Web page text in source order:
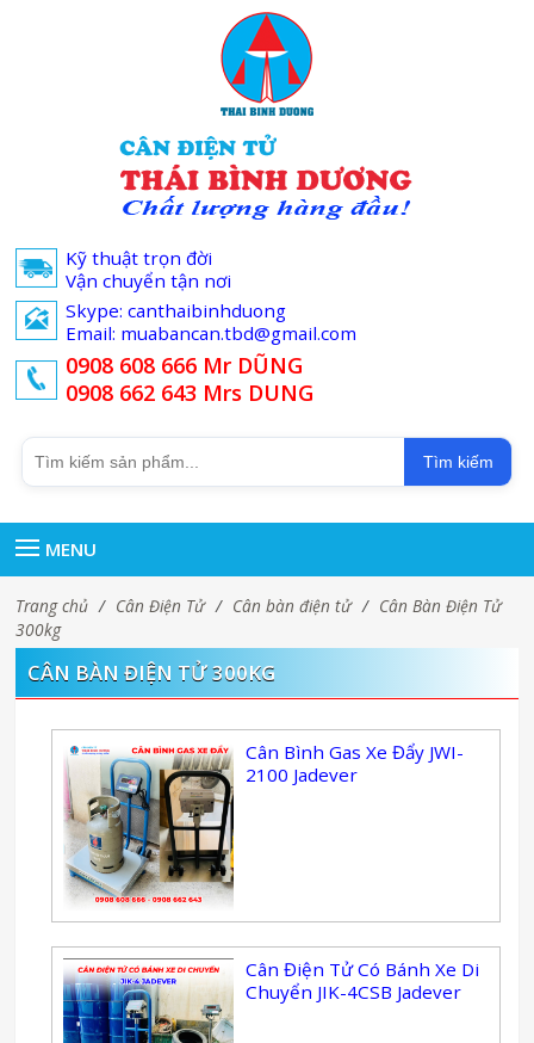
Kỹ thuật trọn đời
Vận chuyển tận nơi
Skype: canthaibinhduong
Email: muabancan.tbd@gmail.com
0908 608 666 Mr DŨNG
0908 662 643 Mrs DUNG
Tìm kiếm
MENU
Trang chủ / Cân Điện Tử / Cân bàn điện tử / Cân Bàn Điện Tử
300kg
CÂN BÀN ĐIỆN TỬ 300KG
Cân Bình Gas Xe Đẩy JWI-
2100 Jadever
Cân Điện Tử Có Bánh Xe Di
Chuyển JIK-4CSB Jadever